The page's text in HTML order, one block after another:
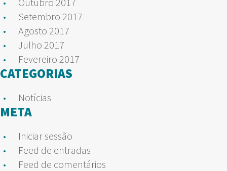
Setembro 2017
Agosto 2017
Julho 2017
Fevereiro 2017
CATEGORIAS
Notícias
META
Iniciar sessão
Feed de entradas
Feed de comentários